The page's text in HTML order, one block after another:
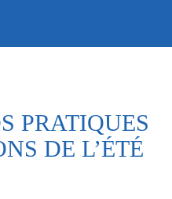
PRATIQUES
DE L’ÉTÉ